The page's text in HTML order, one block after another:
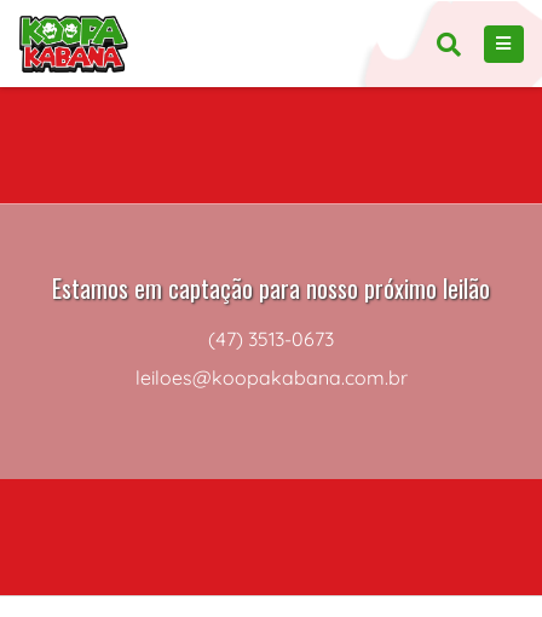
Estamos em captação para nosso próximo leilão
(47) 3513-0673
leiloes@koopakabana.com.br